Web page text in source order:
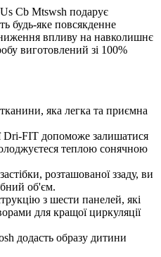
Cb Mtswsh подарує
будь-яке повсякденне
впливу на навколишнє
виготовлений зі 100%
яка легка та приємна
Dri-FIT допоможе залишатися
теплою сонячною
розташованої ззаду, ви
об'єм.
з шести панелей, які
для кращої циркуляції
додасть образу дитини